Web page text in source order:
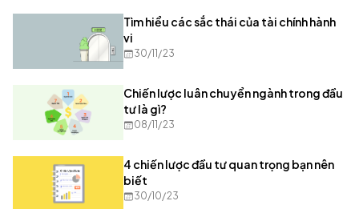
Tìm hiểu các sắc thái của tài chính hành
vi
30/11/23
Chiến lược luân chuyển ngành trong đầu
tư là gì?
08/11/23
4 chiến lược đầu tư quan trọng bạn nên
biết
30/10/23